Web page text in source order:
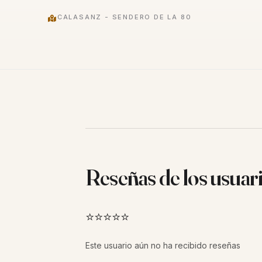
CALASANZ - SENDERO DE LA 80
Reseñas de los
⭐⭐⭐⭐⭐
Este usuario aún no ha recibido reseñas